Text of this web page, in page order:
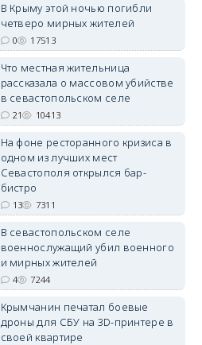
erid: 2SDnjdvhGXG
В Крыму этой ночью погибли
четверо мирных жителей
0 17513
Что местная жительница
рассказала о массовом убийстве
в севастопольском селе
21 10413
На фоне ресторанного кризиса в
одном из лучших мест
Севастополя открылся бар-
бистро
13 7311
В севастопольском селе
военнослужащий убил военного
и мирных жителей
4 7244
Крымчанин печатал боевые
дроны для СБУ на 3D-принтере в
своей квартире